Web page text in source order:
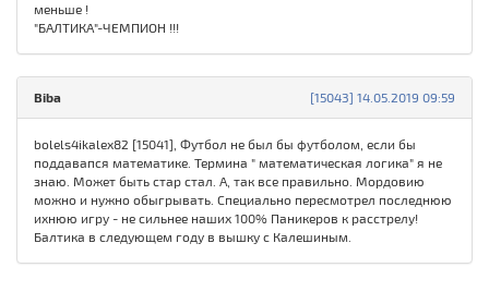
меньше !
"БАЛТИКА"-ЧЕМПИОН !!!
[15043] 14.05.2019 09:59
Biba
bolels4ikalex82 [15041], Футбол не был бы футболом, если бы
поддавапся математике. Термина " математическая логика" я не
знаю. Может быть стар стал. А, так все правильно. Мордовию
можно и нужно обыгрывать. Специально пересмотрел последнюю
ихнюю игру - не сильнее наших 100% Паникеров к расстрелу!
Балтика в следующем году в вышку с Калешиным.